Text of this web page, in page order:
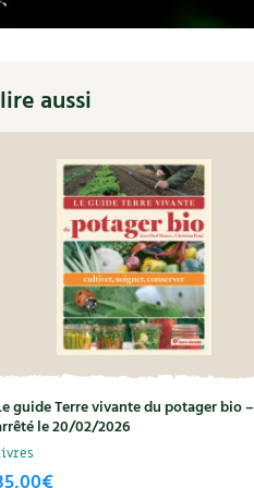
aussi
guide Terre vivante du potager bio –
le 20/02/2026